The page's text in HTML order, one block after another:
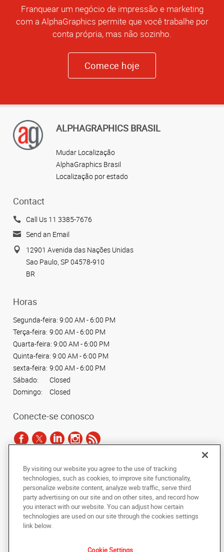
Franquear um negócio de impressão e marketing
com a AlphaGraphics permite que você trabalhe por
conta própria, mas não sozinho.
Comece hoje
ALPHAGRAPHICS BRASIL
Mudar Localização
AlphaGraphics Brasil
Localização por estado
Contact
Call Us 11 3385-7676
Send an Email
12901 Avenida das Nações Unidas
Sao Paulo, SP 04578-910
BR
Horas
Segunda-feira: 9:00 AM - 6:00 PM
Terça-feira: 9:00 AM - 6:00 PM
Quarta-feira: 9:00 AM - 6:00 PM
Quinta-feira: 9:00 AM - 6:00 PM
sexta-feira: 9:00 AM - 6:00 PM
Sábado:
Closed
Domingo:
Closed
Conecte-se conosco
Copyright © 2024 AlphaGraphics Printshops do Brasil. Todos os direitos
reservados.
De acordo com as leis de direitos autorais, esta documentação não pode ser
copiada, fotocopiada, reproduzida, traduzida ou reduzida a qualquer meio
eletrônico ou forma legível por máquina, no todo ou em parte, sem o
consentimento prévio por escrito da AlphaGraphics Brasil.
By visiting our website you agree to the use of tracking
technologies, such as cookies, to improve site functionality,
personalize website content, analyze web traffic, serve third
party advertising on our site and on other sites, and record how
you interact with our website. You can adjust how certain
technologies are used on our site through the cookies settings
link below.
Cookie Settings